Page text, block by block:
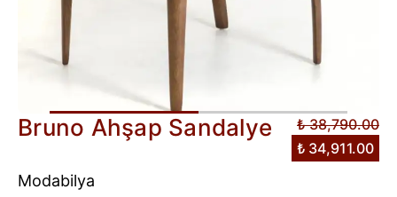
Bruno Ahşap Sandalye
₺ 38,790.00
₺ 34,911.00
Modabilya